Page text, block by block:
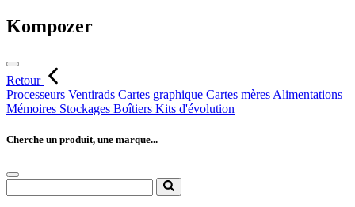
Kompozer
Retour
Processeurs Ventirads Cartes graphique Cartes mères Alimentations
Mémoires Stockages Boîtiers Kits d'évolution
Cherche un produit, une marque...